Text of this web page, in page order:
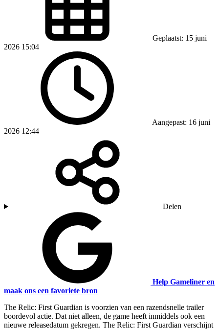
Geplaatst: 15 juni
2026 15:04
Aangepast: 16 juni
2026 12:44
Delen
Help Gameliner en
maak ons een favoriete bron
The Relic: First Guardian is voorzien van een razendsnelle trailer
boordevol actie. Dat niet alleen, de game heeft inmiddels ook een
nieuwe releasedatum gekregen. The Relic: First Guardian verschijnt